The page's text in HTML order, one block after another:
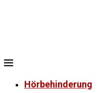
Hörbehinderung